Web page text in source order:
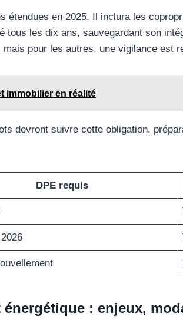
en 2025. Il inclura les
les dix ans, sauvegardant son
pour les autres, une vigilance est
immobilier en réalité
devront suivre cette obligation,
DPE requis
: enjeux,